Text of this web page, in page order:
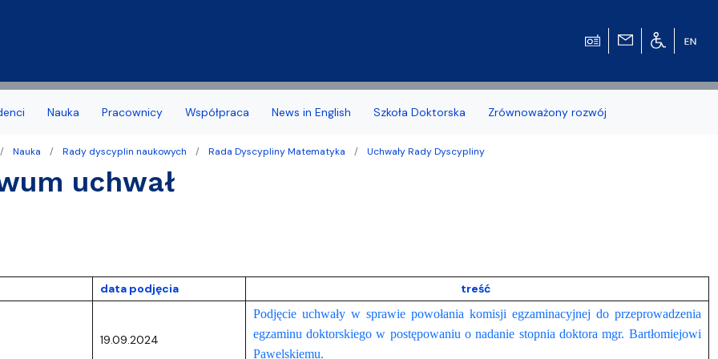
Wydziału
Causa
Deklaracja dostępności
Biuro Karier
Nauka
obrony, nagrody
Pracownicy Współpraca News in English Szkoła Doktorska Zrównoważony rozwój
Nauka Rady dyscyplin naukowych Rada Dyscypliny Matematyka Uchwały Rady Dyscypliny
uchwał
data podjęcia treść
19.09.2024
Podjęcie uchwały w sprawie powołania komisji egzaminacyjnej do przeprowadzenia
egzaminu doktorskiego w postępowaniu o nadanie stopnia doktora mgr. Bartłomiejowi
Pawelskiemu.